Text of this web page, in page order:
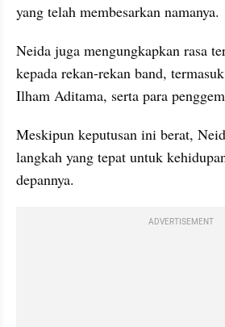
yang telah membesarkan namanya.
Neida juga mengungkapkan rasa
kepada rekan-rekan band,
Ilham Aditama, serta para
Meskipun keputusan ini berat,
langkah yang tepat untuk
depannya.
ADVERTISEMENT